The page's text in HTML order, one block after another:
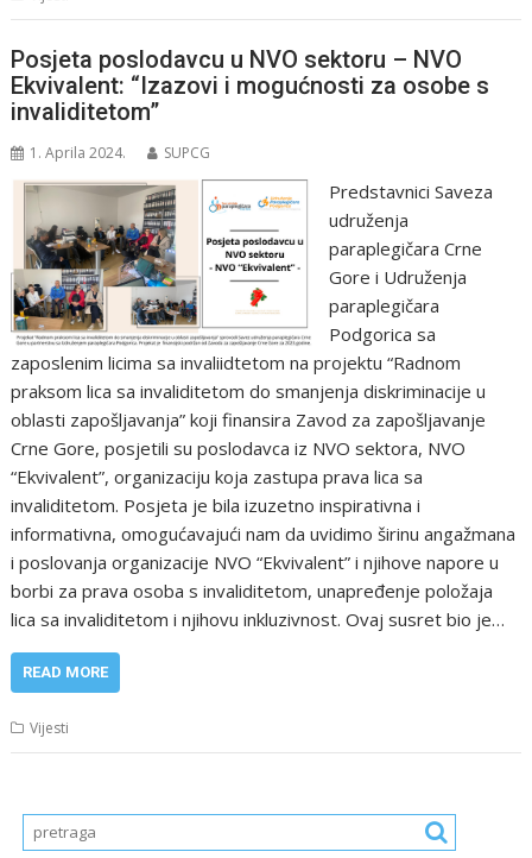
Posjeta poslodavcu u NVO sektoru – NVO
Ekvivalent: “Izazovi i mogućnosti za osobe s
invaliditetom”
1. Aprila 2024. SUPCG
Predstavnici Saveza
udruženja
paraplegičara Crne
Gore i Udruženja
paraplegičara
Podgorica sa
zaposlenim licima sa invaliidtetom na projektu “Radnom
praksom lica sa invaliditetom do smanjenja diskriminacije u
oblasti zapošljavanja” koji finansira Zavod za zapošljavanje
Crne Gore, posjetili su poslodavca iz NVO sektora, NVO
“Ekvivalent”, organizaciju koja zastupa prava lica sa
invaliditetom. Posjeta je bila izuzetno inspirativna i
informativna, omogućavajući nam da uvidimo širinu angažmana
i poslovanja organizacije NVO “Ekvivalent” i njihove napore u
borbi za prava osoba s invaliditetom, unapređenje položaja
lica sa invaliditetom i njihovu inkluzivnost. Ovaj susret bio je…
READ MORE
Vijesti